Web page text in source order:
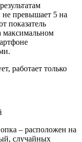
не превышает 5 на
показатель
максимальном
работает только
– расположен на
случайных